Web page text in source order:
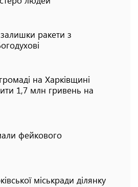
ракети з
на Харківщині
1,7 млн гривень на
фейкового
міськради ділянку